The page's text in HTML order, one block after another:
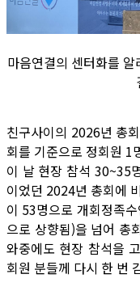
마음연결의 센터화를
친구사이의 2026년 총
회를 기준으로 정회원 1
이 날 현장 참석 30~35
이었던 2024년 총회에
이 53명으로 개회정족
으로 상향됨)을 넘어 총
와중에도 현장 참석을
회원 분들께 다시 한 번